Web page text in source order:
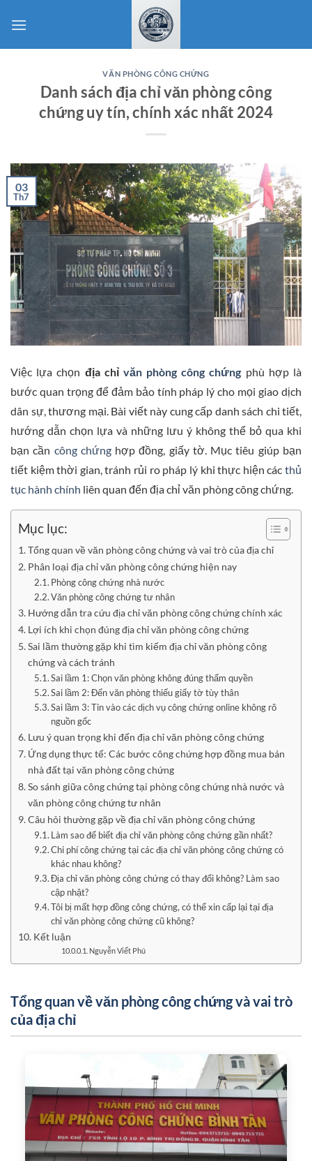
qua
VĂN PHÒNG CÔNG CHỨNG
Danh sách địa chỉ văn phòng công
chứng uy tín, chính xác nhất 2024
03
Th7
Việc lựa chọn địa chỉ văn phòng công chứng phù hợp là
bước quan trọng để đảm bảo tính pháp lý cho mọi giao dịch
dân sự, thương mại. Bài viết này cung cấp danh sách chi tiết,
hướng dẫn chọn lựa và những lưu ý không thể bỏ qua khi
bạn cần công chứnghợp đồng, giấy tờ. Mục tiêu giúp bạn
tiết kiệm thời gian, tránh rủi ro pháp lý khi thực hiện các thủ
tục hành chính liên quan đến địa chỉ văn phòng công chứng.
Mục lục:
Tổng quan về văn phòng công chứng và vai trò của địa chỉ
Phân loại địa chỉ văn phòng công chứng hiện nay
Phòng công chứng nhà nước
Văn phòng công chứng tư nhân
Hướng dẫn tra cứu địa chỉ văn phòng công chứng chính xác
Lợi ích khi chọn đúng địa chỉ văn phòng công chứng
Sai lầm thường gặp khi tìm kiếm địa chỉ văn phòng công
chứng và cách tránh
Sai lầm 1: Chọn văn phòng không đúng thẩm quyền
Sai lầm 2: Đến văn phòng thiếu giấy tờ tùy thân
Sai lầm 3: Tin vào các dịch vụ công chứng online không rõ
nguồn gốc
Lưu ý quan trọng khi đến địa chỉ văn phòng công chứng
Ứng dụng thực tế: Các bước công chứng hợp đồng mua bán
nhà đất tại văn phòng công chứng
So sánh giữa công chứng tại phòng công chứng nhà nước và
văn phòng công chứng tư nhân
Câu hỏi thường gặp về địa chỉ văn phòng công chứng
Làm sao để biết địa chỉ văn phòng công chứng gần nhất?
Chi phí công chứng tại các địa chỉ văn phòng công chứng có
khác nhau không?
Địa chỉ văn phòng công chứng có thay đổi không? Làm sao
cập nhật?
Tôi bị mất hợp đồng công chứng, có thể xin cấp lại tại địa
chỉ văn phòng công chứng cũ không?
Kết luận
Nguyễn Viết Phú
Tổng quan về văn phòng công chứng và vai trò
của địa chỉ